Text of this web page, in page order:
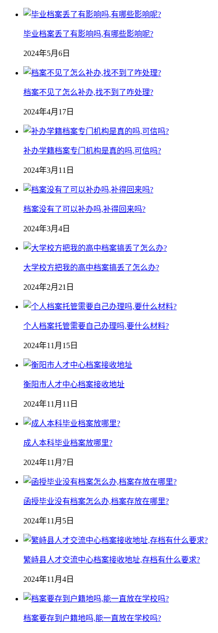
毕业档案丢了有影响吗,有哪些影响呢?
2024年5月6日
档案不见了怎么补办,找不到了咋处理?
2024年4月17日
补办学籍档案专门机构是真的吗,可信吗?
2024年3月11日
档案没有了可以补办吗,补得回来吗?
2024年3月4日
大学校方把我的高中档案搞丢了怎么办?
2024年2月21日
个人档案托管需要自己办理吗,要什么材料?
2024年11月15日
衡阳市人才中心档案接收地址
2024年11月11日
成人本科毕业档案放哪里?
2024年11月7日
函授毕业没有档案怎么办,档案存放在哪里?
2024年11月5日
繁峙县人才交流中心档案接收地址,存档有什么要求?
2024年11月4日
档案要存到户籍地吗,能一直放在学校吗?